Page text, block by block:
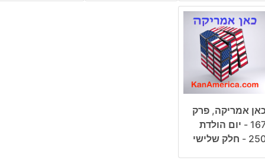
אמריקה, פרק
167 - יום הולדת
- חלק שלישי